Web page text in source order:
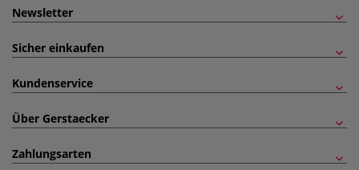
Newsletter
Sicher einkaufen
Kundenservice
Über Gerstaecker
Zahlungsarten